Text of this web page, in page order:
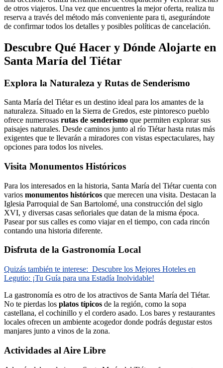
de otros viajeros. Una vez que encuentres la mejor oferta, realiza tu
reserva a través del método más conveniente para ti, asegurándote
de confirmar todos los detalles y posibles políticas de cancelación.
Descubre Qué Hacer y Dónde Alojarte en
Santa María del Tiétar
Explora la Naturaleza y Rutas de Senderismo
Santa María del Tiétar es un destino ideal para los amantes de la
naturaleza. Situado en la Sierra de Gredos, este pintoresco pueblo
ofrece numerosas rutas de senderismo que permiten explorar sus
paisajes naturales. Desde caminos junto al río Tiétar hasta rutas más
exigentes que te llevarán a miradores con vistas espectaculares, hay
opciones para todos los niveles.
Visita Monumentos Históricos
Para los interesados en la historia, Santa María del Tiétar cuenta con
varios monumentos históricos que merecen una visita. Destacan la
Iglesia Parroquial de San Bartolomé, una construcción del siglo
XVI, y diversas casas señoriales que datan de la misma época.
Pasear por sus calles es como viajar en el tiempo, con cada rincón
contando una historia diferente.
Disfruta de la Gastronomía Local
Quizás también te interese: Descubre los Mejores Hoteles en
Legutio: ¡Tu Guía para una Estadía Inolvidable!
La gastronomía es otro de los atractivos de Santa María del Tiétar.
No te pierdas los platos típicos de la región, como la sopa
castellana, el cochinillo y el cordero asado. Los bares y restaurantes
locales ofrecen un ambiente acogedor donde podrás degustar estos
manjares junto a vinos de la zona.
Actividades al Aire Libre